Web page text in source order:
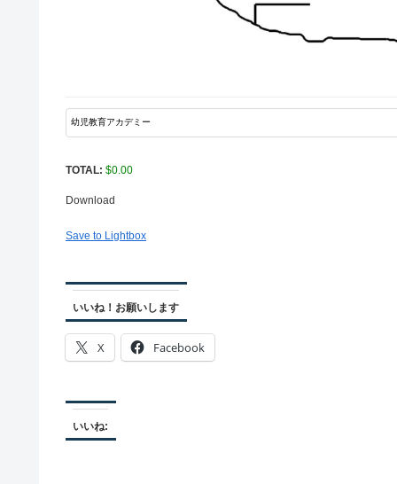
TOTAL: $0.00
Download
Save to Lightbox
いいね！お願いします
X Facebook
いいね: